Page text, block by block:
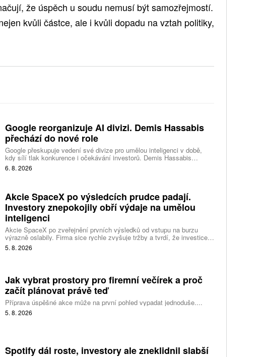
že úspěch u soudu nemusí být samozřejmostí.
kvůli částce, ale i kvůli dopadu na vztah politiky,
Google reorganizuje AI divizi. Demis Hassabis
přechází do nové role
Google přeskupuje vedení své divize pro umělou inteligenci v době,
kdy sílí tlak konkurence i očekávání investorů. Demis Hassabis
předává každodenní řízení DeepMind a zaměří se na vývoj pokročilé
umělé inteligence i její dopad na společnost.
6. 8. 2026
Akcie SpaceX po výsledcích prudce padají.
Investory znepokojily obří výdaje na umělou
inteligenci
Akcie SpaceX po zveřejnění prvních výsledků od vstupu na burzu
výrazně oslabily. Firma sice rychle zvyšuje tržby a tvrdí, že investice
do umělé inteligence se vracejí mnohem rychleji než dříve, investoři ale
dál řeší, zda je tempo rekordních výdajů dlouhodobě udržitelné.
5. 8. 2026
Jak vybrat prostory pro firemní večírek a proč
začít plánovat právě teď
Příprava úspěšné akce může na první pohled vypadat jednoduše....
5. 8. 2026
Spotify dál roste, investory ale zneklidnil slabší